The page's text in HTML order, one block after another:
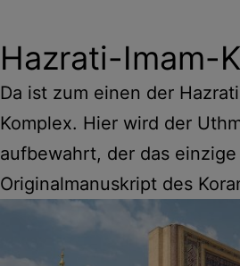
Hazrati-Imam-
Da ist zum einen der
Komplex. Hier wird der
aufbewahrt, der das
Originalmanuskript des